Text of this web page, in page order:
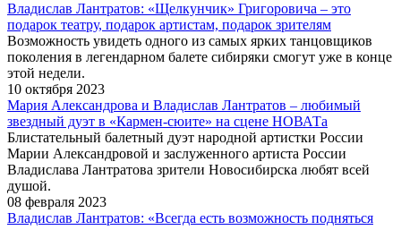
Владислав Лантратов: «Щелкунчик» Григоровича – это
подарок театру, подарок артистам, подарок зрителям
Возможность увидеть одного из самых ярких танцовщиков
поколения в легендарном балете сибиряки смогут уже в конце
этой недели.
10 октября 2023
Мария Александрова и Владислав Лантратов – любимый
звездный дуэт в «Кармен-сюите» на сцене НОВАТа
Блистательный балетный дуэт народной артистки России
Марии Александровой и заслуженного артиста России
Владислава Лантратова зрители Новосибирска любят всей
душой.
08 февраля 2023
Владислав Лантратов: «Всегда есть возможность подняться